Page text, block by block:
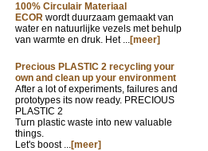
100% Circulair Materiaal
ECOR wordt duurzaam gemaakt van
water en natuurlijke vezels met behulp
van warmte en druk. Het ...[meer]
Precious PLASTIC 2 recycling your
own and clean up your environment
After a lot of experiments, failures and
prototypes its now ready. PRECIOUS
PLASTIC 2
Turn plastic waste into new valuable
things.
Let's boost ...[meer]